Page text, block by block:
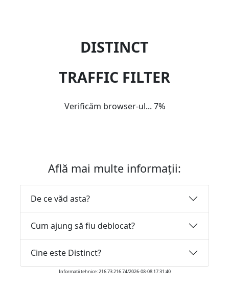
DISTINCT
TRAFFIC FILTER
Verificăm browser-ul... 7%
Află mai multe informații:
De ce văd asta?
Cum ajung să fiu deblocat?
Cine este Distinct?
Informatii tehnice: 216.73.216.74/2026-08-08 17:31:40